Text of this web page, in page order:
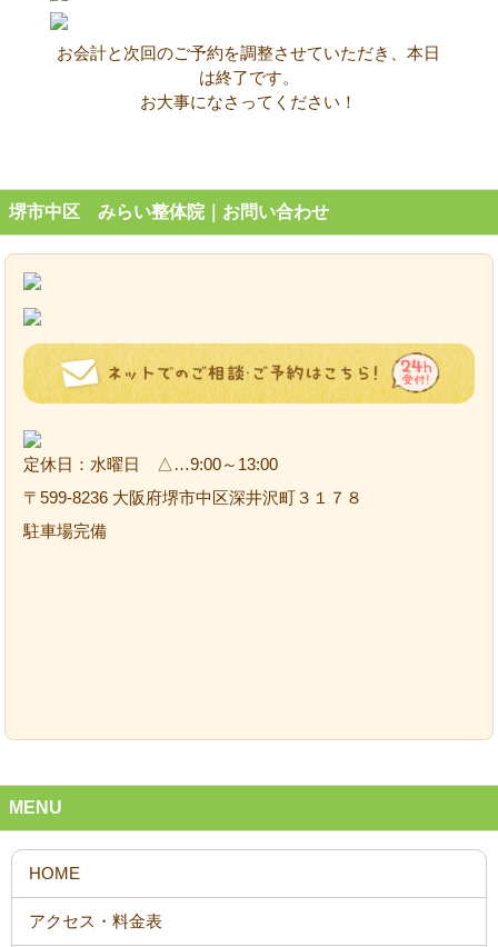
お会計と次回のご予約を調整させていただき、本日
は終了です。
お大事になさってください！
堺市中区 みらい整体院｜お問い合わせ
定休日：水曜日 △…9:00～13:00
〒599-8236 大阪府堺市中区深井沢町３１７８
駐車場完備
MENU